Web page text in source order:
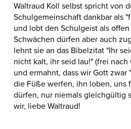
Waltraud Koll selbst spricht von
Schulgemeinschaft dankbar als
und lobt den Schulgeist als
Schwächen dürfen aber auch
lehnt sie an das Bibelzitat "Ihr
nicht kalt, ihr seid lau!" (frei nach
und ermahnt, dass wir Gott zwar
die Füße werfen, ihn loben, uns
dürfen, nur niemals gleichgültig
wir, liebe Waltraud!